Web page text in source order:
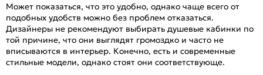
Может показаться, что это удобно, однако чаще всего от
подобных удобств можно без проблем отказаться.
Дизайнеры не рекомендуют выбирать душевые кабинки по
той причине, что они выглядят громоздко и часто не
вписываются в интерьер. Конечно, есть и современные
стильные модели, однако стоят они соответствующе.